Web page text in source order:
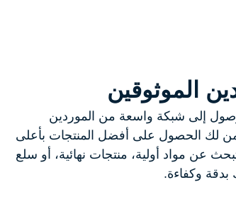
الموثوقين
إلى شبكة واسعة من الموردين
لك الحصول على أفضل المنتجات بأعلى
عن مواد أولية، منتجات نهائية، أو سلع
وكفاءة.